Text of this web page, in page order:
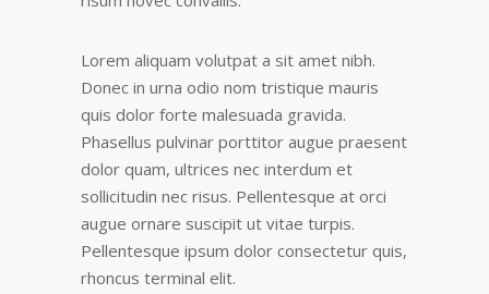
Lorem aliquam volutpat a sit amet nibh.
Donec in urna odio nom tristique mauris
quis dolor forte malesuada gravida.
Phasellus pulvinar porttitor augue praesent
dolor quam, ultrices nec interdum et
sollicitudin nec risus. Pellentesque at orci
augue ornare suscipit ut vitae turpis.
Pellentesque ipsum dolor consectetur quis,
rhoncus terminal elit.